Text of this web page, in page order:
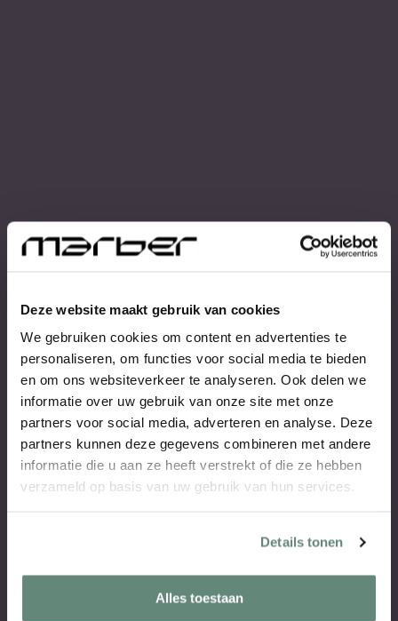
Deze website maakt gebruik van cookies
We gebruiken cookies om content en advertenties te
personaliseren, om functies voor social media te bieden
en om ons websiteverkeer te analyseren. Ook delen we
informatie over uw gebruik van onze site met onze
partners voor social media, adverteren en analyse. Deze
partners kunnen deze gegevens combineren met andere
informatie die u aan ze heeft verstrekt of die ze hebben
verzameld op basis van uw gebruik van hun services.
Details tonen
Alles toestaan